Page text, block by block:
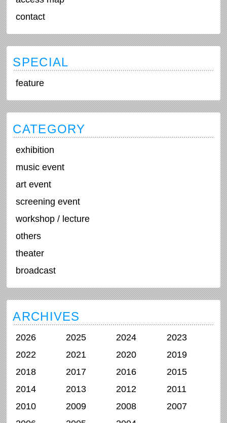
contact
SPECIAL
feature
CATEGORY
exhibition
music event
art event
screening event
workshop / lecture
others
theater
broadcast
ARCHIVES
2026 2025 2024
2023
2022
2021 2020
2019
2018
2017 2016
2015
2014
2013 2012
2011
2010
2009 2008
2007